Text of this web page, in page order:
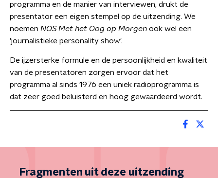
programma en de manier van interviewen, drukt de
presentator een eigen stempel op de uitzending. We
noemen NOS Met het Oog op Morgen ook wel een
'journalistieke personality show'.
De ijzersterke formule en de persoonlijkheid en kwaliteit
van de presentatoren zorgen ervoor dat het
programma al sinds 1976 een uniek radioprogramma is
dat zeer goed beluisterd en hoog gewaardeerd wordt.
Fragmenten uit deze uitzending